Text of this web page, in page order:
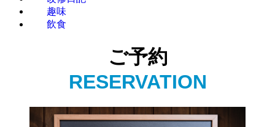
趣味
飲食
ご予約
RESERVATION